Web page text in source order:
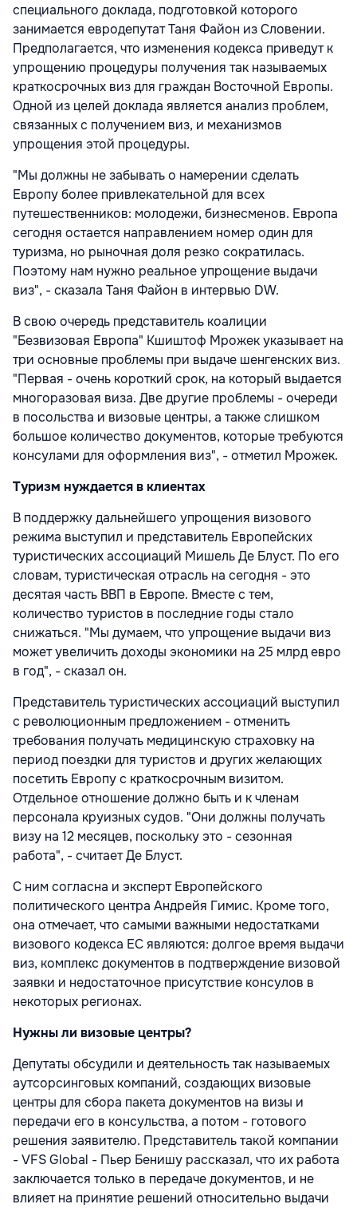
специального доклада, подготовкой которого
занимается евродепутат Таня Файон из Словении.
Предполагается, что изменения кодекса приведут к
упрощению процедуры получения так называемых
краткосрочных виз для граждан Восточной Европы.
Одной из целей доклада является анализ проблем,
связанных с получением виз, и механизмов
упрощения этой процедуры.
"Мы должны не забывать о намерении сделать
Европу более привлекательной для всех
путешественников: молодежи, бизнесменов. Европа
сегодня остается направлением номер один для
туризма, но рыночная доля резко сократилась.
Поэтому нам нужно реальное упрощение выдачи
виз", - сказала Таня Файон в интервью DW.
В свою очередь представитель коалиции
"Безвизовая Европа" Кшиштоф Мрожек указывает на
три основные проблемы при выдаче шенгенских виз.
"Первая - очень короткий срок, на который выдается
многоразовая виза. Две другие проблемы - очереди
в посольства и визовые центры, а также слишком
большое количество документов, которые требуются
консулами для оформления виз", - отметил Мрожек.
Туризм нуждается в клиентах
В поддержку дальнейшего упрощения визового
режима выступил и представитель Европейских
туристических ассоциаций Мишель Де Блуст. По его
словам, туристическая отрасль на сегодня - это
десятая часть ВВП в Европе. Вместе с тем,
количество туристов в последние годы стало
снижаться. "Мы думаем, что упрощение выдачи виз
может увеличить доходы экономики на 25 млрд евро
в год", - сказал он.
Представитель туристических ассоциаций выступил
с революционным предложением - отменить
требования получать медицинскую страховку на
период поездки для туристов и других желающих
посетить Европу с краткосрочным визитом.
Отдельное отношение должно быть и к членам
персонала круизных судов. "Они должны получать
визу на 12 месяцев, поскольку это - сезонная
работа", - считает Де Блуст.
С ним согласна и эксперт Европейского
политического центра Андрейя Гимис. Кроме того,
она отмечает, что самыми важными недостатками
визового кодекса ЕС являются: долгое время выдачи
виз, комплекс документов в подтверждение визовой
заявки и недостаточное присутствие консулов в
некоторых регионах.
Нужны ли визовые центры?
Депутаты обсудили и деятельность так называемых
аутсорсинговых компаний, создающих визовые
центры для сбора пакета документов на визы и
передачи его в консульства, а потом - готового
решения заявителю. Представитель такой компании
- VFS Global - Пьер Бенишу рассказал, что их работа
заключается только в передаче документов, и не
влияет на принятие решений относительно выдачи